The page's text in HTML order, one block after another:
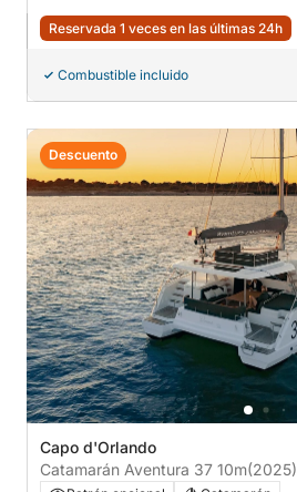
Reservada 1 veces en las últimas 24h
Combustible incluido
Capo d'Orlando
Catamarán Aventura 37 10m(2025)
Descuento